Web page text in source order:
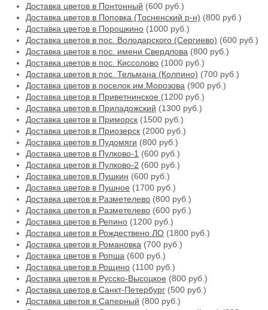
Доставка цветов в Понтонный (600 руб.)
Доставка цветов в Поповка (Тосненский р-н) (800 руб.)
Доставка цветов в Порошкино (1000 руб.)
Доставка цветов в пос. Володарского (Сергиево) (600 руб.)
Доставка цветов в пос. имени Свердлова (800 руб.)
Доставка цветов в пос. Киссолово (1000 руб.)
Доставка цветов в пос. Тельмана (Колпино) (700 руб.)
Доставка цветов в поселок им.Морозова (900 руб.)
Доставка цветов в Приветнинское (1200 руб.)
Доставка цветов в Приладожский (1300 руб.)
Доставка цветов в Приморск (1500 руб.)
Доставка цветов в Приозерск (2000 руб.)
Доставка цветов в Пудомяги (800 руб.)
Доставка цветов в Пулково-1 (600 руб.)
Доставка цветов в Пулково-2 (600 руб.)
Доставка цветов в Пушкин (600 руб.)
Доставка цветов в Пушное (1700 руб.)
Доставка цветов в Разметелево (800 руб.)
Доставка цветов в Разметелево (600 руб.)
Доставка цветов в Репино (1200 руб.)
Доставка цветов в Рождествено ЛО (1800 руб.)
Доставка цветов в Романовка (700 руб.)
Доставка цветов в Ропша (600 руб.)
Доставка цветов в Рощино (1100 руб.)
Доставка цветов в Русско-Высоцкое (800 руб.)
Доставка цветов в Санкт-Петербург (500 руб.)
Доставка цветов в Саперный (800 руб.)